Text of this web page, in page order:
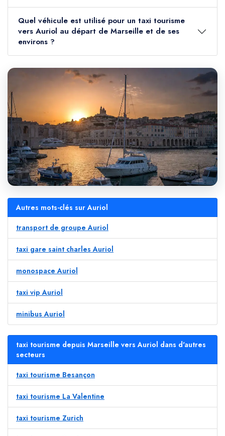
Quel véhicule est utilisé pour un taxi tourisme
vers Auriol au départ de Marseille et de ses
environs ?
Autres mots-clés sur Auriol
transport de groupe Auriol
taxi gare saint charles Auriol
monospace Auriol
taxi vip Auriol
minibus Auriol
taxi tourisme depuis Marseille vers Auriol dans d'autres
secteurs
taxi tourisme Besançon
taxi tourisme La Valentine
taxi tourisme Zurich